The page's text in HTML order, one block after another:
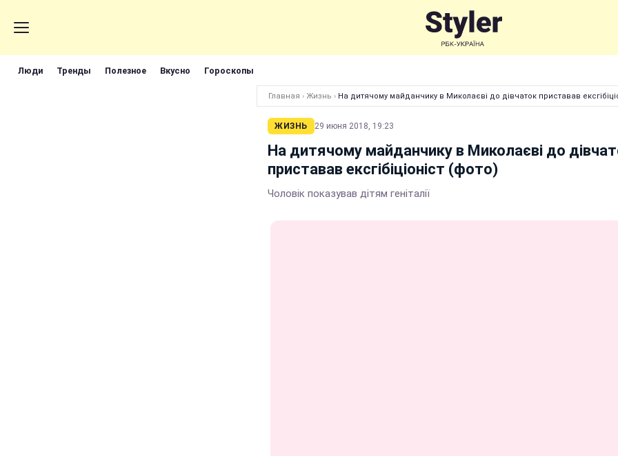
Люди Тренды Полезное Вкусно Гороскопы
Главная › Жизнь › На дитячому майданчику в Миколаєві до дівчаток приставав
ЖИЗНЬ 29 июня 2018, 19:23
На дитячому майданчику в Миколаєві до
приставав ексгібіціоніст (фото)
Чоловік показував дітям геніталії